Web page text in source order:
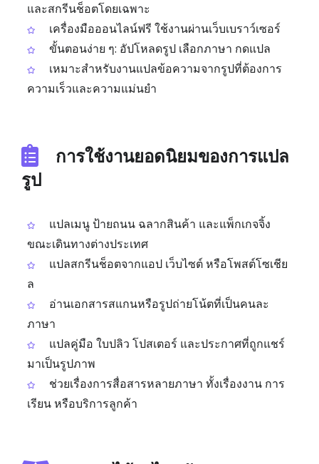
และสกรีนช็อตโดยเฉพาะ
เครื่องมือออนไลน์ฟรี ใช้งานผ่านเว็บเบราว์เซอร์
ขั้นตอนง่าย ๆ: อัปโหลดรูป เลือกภาษา กดแปล
เหมาะสำหรับงานแปลข้อความจากรูปที่ต้องการ
ความเร็วและความแม่นยำ
การใช้งานยอดนิยมของการแปล
รูป
แปลเมนู ป้ายถนน ฉลากสินค้า และแพ็กเกจจิ้ง
ขณะเดินทางต่างประเทศ
แปลสกรีนช็อตจากแอป เว็บไซต์ หรือโพสต์โซเชีย
ล
อ่านเอกสารสแกนหรือรูปถ่ายโน้ตที่เป็นคนละ
ภาษา
แปลคู่มือ ใบปลิว โปสเตอร์ และประกาศที่ถูกแชร์
มาเป็นรูปภาพ
ช่วยเรื่องการสื่อสารหลายภาษา ทั้งเรื่องงาน การ
เรียน หรือบริการลูกค้า